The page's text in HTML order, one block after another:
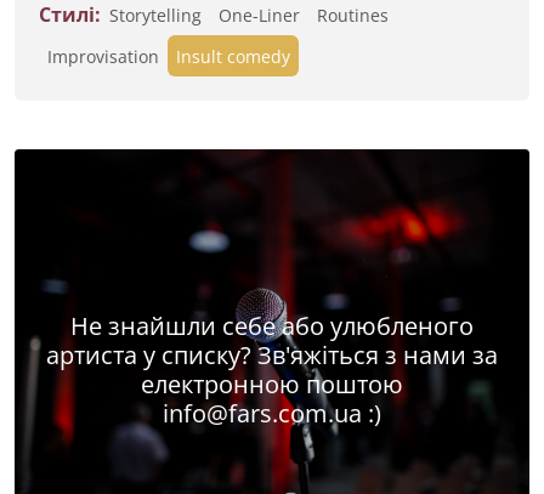
Стилі: Storytelling One-Liner
Routines
Improvisation
Insult comedy
Не знайшли себе або улюбленого
артиста у списку? Зв'яжіться з нами за
електронною поштою
info@fars.com.ua :)